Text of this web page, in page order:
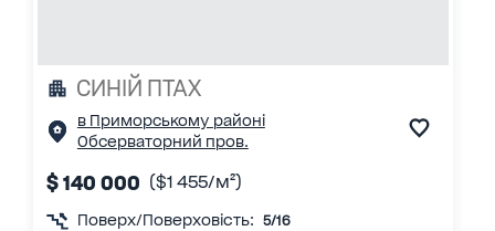
СИНІЙ ПТАХ
в Приморському районі
Обсерваторний пров.
$ 140 000 ($1 455/м²)
Поверх/Поверховість: 5/16